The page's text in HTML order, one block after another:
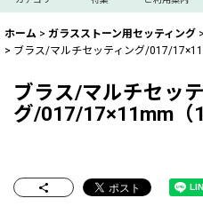
ホーム > ガラスストーン用セッティング >
> ブラス/マルチセッティング/017/
ブラス/マルチセッ
グ/017/17×11mm（1